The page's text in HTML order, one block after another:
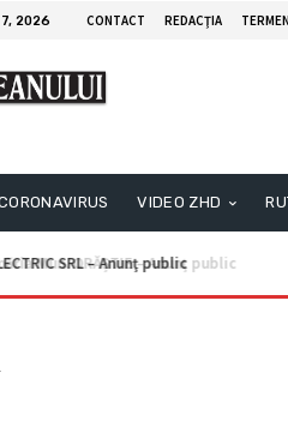
2026 CONTACT REDACŢIA
VIDEO ZHD
Mun. ORĂȘTIE – Anunţ public